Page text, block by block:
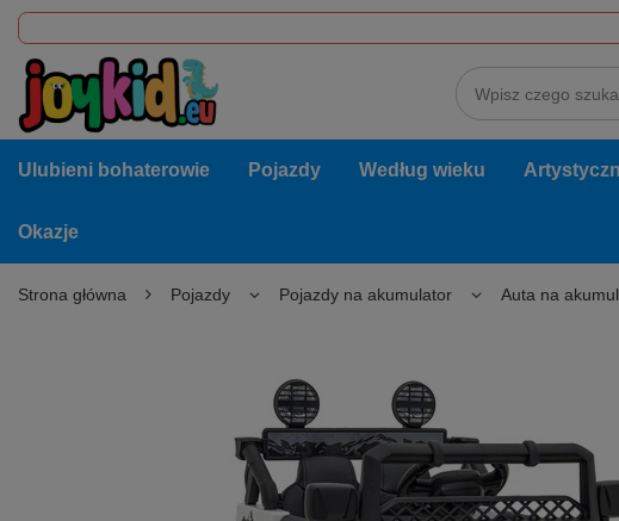
Ulubieni bohaterowie Pojazdy Według wieku
Okazje
Strona główna Pojazdy Pojazdy na akumulator Auta na